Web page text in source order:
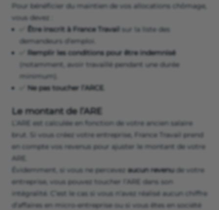
Pour bénéficier du maintien de vos allocations chômage,
vous devez :
Être inscrit à France Travail sur la liste des
demandeurs d’emploi.
Remplir les conditions pour être indemnisé
(notamment, avoir travaillé pendant une durée
minimum).
Ne pas toucher l’ARCE
Le montant de l’ARE
L’ARE est calculée en fonction de votre ancien salaire
brut. Si vous créez votre entreprise, France Travail prend
en compte vos revenus pour ajuster le montant de votre
ARE.
Évidemment, si vous ne percevez aucun revenude votre
entreprise, vous pouvez toucher l’ARE dans son
intégralité. C’est le cas si vous n’avez réalisé aucun chiffre
d’affaires en micro-entreprise ou si vous êtes en société